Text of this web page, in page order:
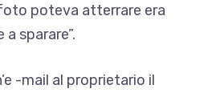
poteva atterrare era
a sparare”.
-mail al proprietario il